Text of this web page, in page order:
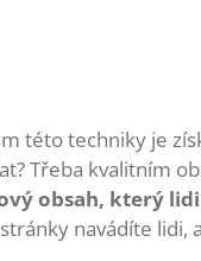
této techniky je
Třeba kvalitním
obsah, který
navádíte lidi,